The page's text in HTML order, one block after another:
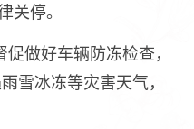
关停。
做好车辆防冻检查，
雪冰冻等灾害天气，